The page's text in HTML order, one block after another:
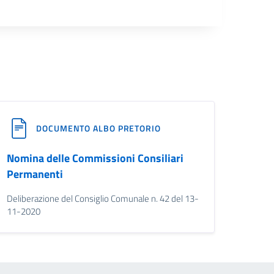
DOCUMENTO ALBO PRETORIO
Nomina delle Commissioni Consiliari
Permanenti
Deliberazione del Consiglio Comunale n. 42 del 13-
11-2020